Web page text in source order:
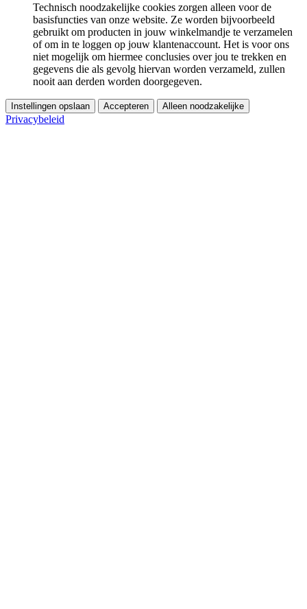
Technisch noodzakelijke cookies zorgen alleen voor de
basisfuncties van onze website. Ze worden bijvoorbeeld
gebruikt om producten in jouw winkelmandje te verzamelen
of om in te loggen op jouw klantenaccount. Het is voor ons
niet mogelijk om hiermee conclusies over jou te trekken en
gegevens die als gevolg hiervan worden verzameld, zullen
nooit aan derden worden doorgegeven.
Instellingen opslaan Accepteren Alleen noodzakelijke
Privacybeleid